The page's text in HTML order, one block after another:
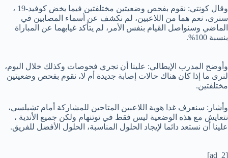
وقال كونتي: نقوم بفحص وضعيتين مختلفتين فيما يخض كوفيد-19 ،
سنرى، نعم هما من اللاعبين، لم نكشف عن أسماء المصابين في
الماضي وسنواصل القيام بنفس الأمر، لم يتأكد غيابهما عن المباراة
بنسبة 100%.
وأوضح المدرب الإيطالي: علينا أن نجري فحوصات وكذلك خلال اليوم،
لنرى ما إذا كان هناك حالات إصابة جديدة أم لا، نقوم بفحص وضعيتين
مختلفتين.
وأشار: سنعرف غدا هوية اللاعبين المتاحين للمشاركة أمام تشيلسي،
نتعايش مع هذه الوضعية ليس فقط في توتنهام ولكن جميع الأندية ،
علينا أن نستعد دائما لإيجاد الحلول المناسبة، الحلول الأفضل للفريق.
[ad_2]